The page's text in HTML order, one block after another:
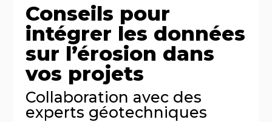
Conseils pour
intégrer les données
sur l’érosion dans
vos projets
Collaboration avec des
experts géotechniques